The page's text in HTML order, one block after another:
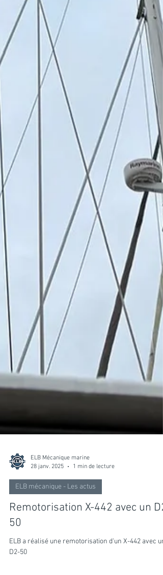
ELB Mécanique marine
28 janv. 2025
1 min de lecture
Remotorisation X-442 avec un
50